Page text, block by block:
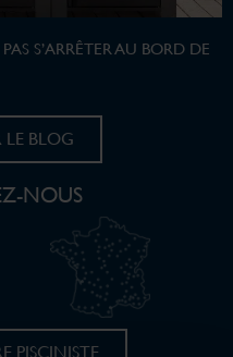
S’ARRÊTER AU BORD DE
LE BLOG
NOUS
PISCINISTE